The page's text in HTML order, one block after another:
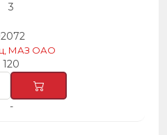
3
МАЗ ОАО
120
-